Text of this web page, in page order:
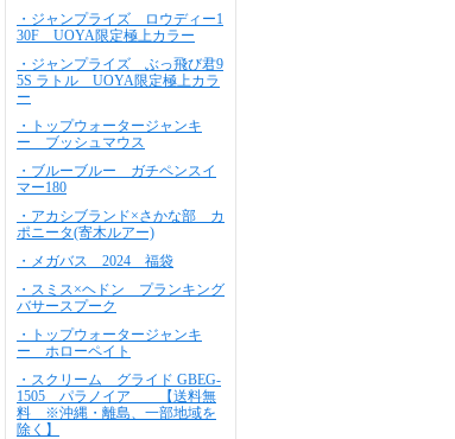
・ジャンプライズ ロウディー1
30F UOYA限定極上カラー
・ジャンプライズ ぶっ飛び君9
5S ラトル UOYA限定極上カラ
ー
・トップウォータージャンキ
ー ブッシュマウス
・ブルーブルー ガチペンスイ
マー180
・アカシブランド×さかな部 カ
ポニータ(寄木ルアー)
・メガバス 2024 福袋
・スミス×ヘドン プランキング
バサースプーク
・トップウォータージャンキ
ー ホローペイト
・スクリーム グライド GBEG-
1505 パラノイア 【送料無
料 ※沖縄・離島、一部地域を
除く】